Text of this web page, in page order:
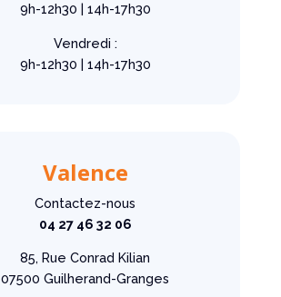
9h-12h30 | 14h-17h30
Vendredi :
9h-12h30 | 14h-17h30
Valence
Contactez-nous
04 27 46 32 06
85, Rue Conrad Kilian
07500 Guilherand-Granges